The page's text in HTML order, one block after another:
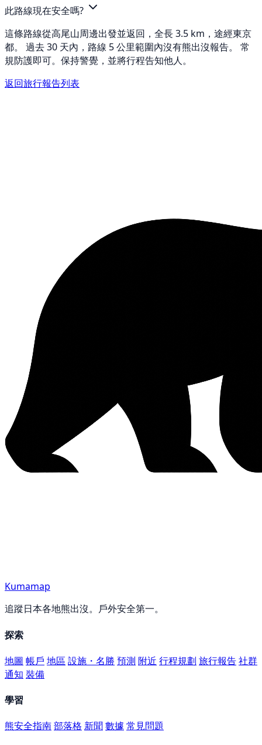
此路線現在安全嗎?
這條路線從高尾山周邊出發並返回，全長 3.5 km，途經東京
都。 過去 30 天內，路線 5 公里範圍內沒有熊出沒報告。 常
規防護即可。保持警覺，並將行程告知他人。
返回旅行報告列表
Kumamap
追蹤日本各地熊出沒。戶外安全第一。
探索
地圖 帳戶 地區 設施・名勝 預測 附近 行程規劃 旅行報告社群
通知 裝備
學習
熊安全指南部落格 新聞數據 常見問題